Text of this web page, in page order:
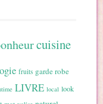
cuisine
fruits garde robe
LIVRE local look